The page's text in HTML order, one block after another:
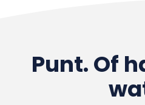
Punt. Of